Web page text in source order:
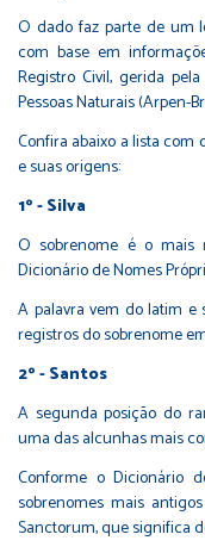
O dado faz parte de um
com base em
Registro Civil, gerida
Pessoas Naturais (Arpen-
Confira abaixo a lista com
e suas origens:
1º - Silva
O sobrenome é o mais
Dicionário de Nomes
A palavra vem do latim e
registros do sobrenome
2º - Santos
A segunda posição do
uma das alcunhas mais
Conforme o Dicionário
sobrenomes mais
Sanctorum, que significa